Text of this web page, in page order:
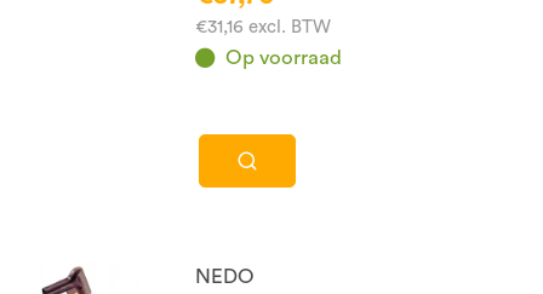
€31,16 excl. BTW
Op voorraad
NEDO